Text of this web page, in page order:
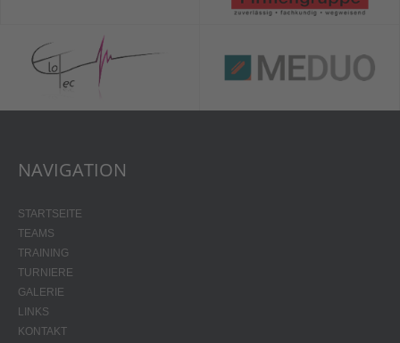
NAVIGATION
STARTSEITE
TEAMS
TRAINING
TURNIERE
GALERIE
LINKS
KONTAKT